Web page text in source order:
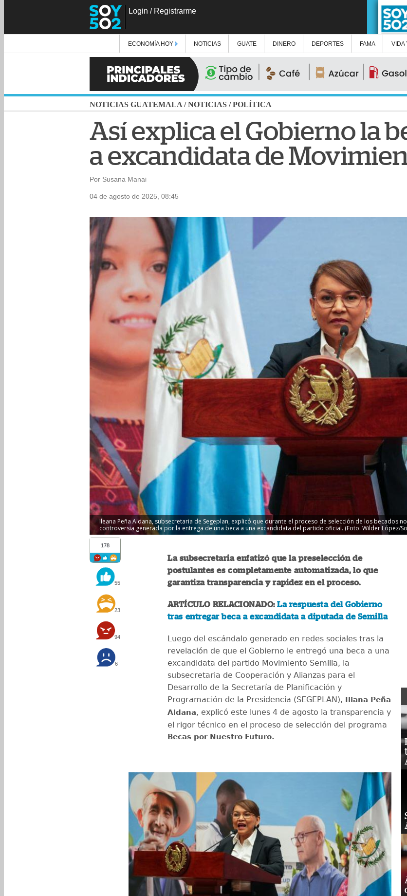
Login / Registrarme
ECONOMÍA HOY NOTICIAS GUATE DINERO DEPORTES FAMA VIDA
NOTICIAS GUATEMALA /NOTICIAS /POLÍTICA
Así explica el Gobierno la
a excandidata de
Por Susana Manai
04 de agosto de 2025, 08:45
Ileana Peña Aldana, subsecretaria de Segeplan, explicó que durante el proceso de selección de los becados
controversia generada por la entrega de una beca a una excandidata del partido oficial. (Foto: Wilder López/
178
55
23
94
6
La subsecretaria enfatizó que la preselección de
postulantes es completamente automatizada, lo que
garantiza transparencia y rapidez en el proceso.
ARTÍCULO RELACIONADO:La respuesta del Gobierno
tras entregar beca a excandidata a diputada de Semilla
Luego del escándalo generado en redes sociales tras la
revelación de que el Gobierno le entregó una beca a una
excandidata del partido Movimiento Semilla, la
subsecretaria de Cooperación y Alianzas para el
Desarrollo de la Secretaría de Planificación y
Programación de la Presidencia (SEGEPLAN), Iliana Peña
Aldana, explicó este lunes 4 de agosto la transparencia y
el rigor técnico en el proceso de selección del programa
Becas por Nuestro Futuro.